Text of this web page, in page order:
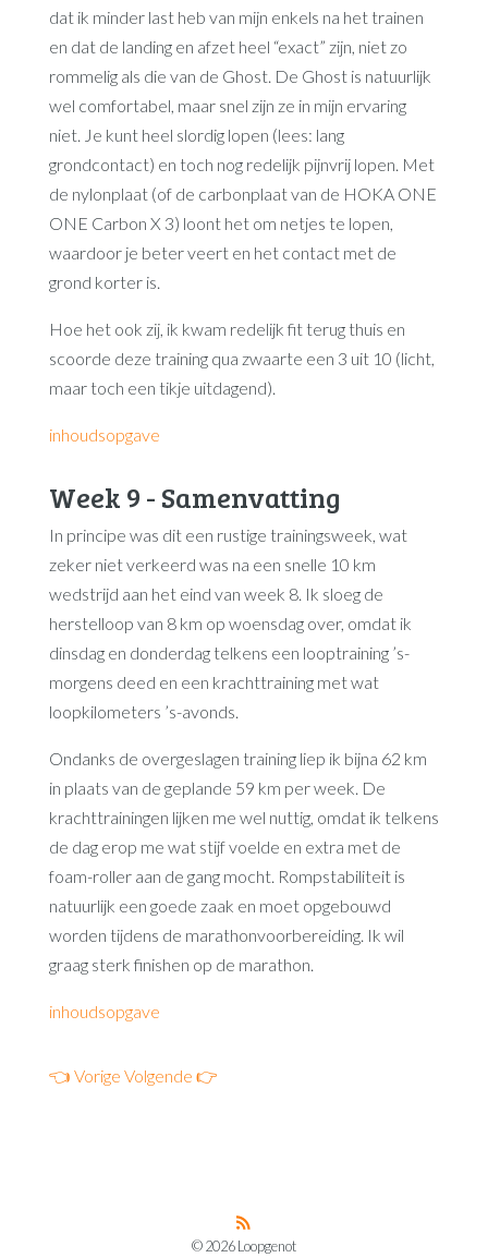
dat ik minder last heb van mijn enkels na het trainen
en dat de landing en afzet heel “exact” zijn, niet zo
rommelig als die van de Ghost. De Ghost is natuurlijk
wel comfortabel, maar snel zijn ze in mijn ervaring
niet. Je kunt heel slordig lopen (lees: lang
grondcontact) en toch nog redelijk pijnvrij lopen. Met
de nylonplaat (of de carbonplaat van de HOKA ONE
ONE Carbon X 3) loont het om netjes te lopen,
waardoor je beter veert en het contact met de
grond korter is.
Hoe het ook zij, ik kwam redelijk fit terug thuis en
scoorde deze training qua zwaarte een 3 uit 10 (licht,
maar toch een tikje uitdagend).
inhoudsopgave
Week 9 - Samenvatting
In principe was dit een rustige trainingsweek, wat
zeker niet verkeerd was na een snelle 10 km
wedstrijd aan het eind van week 8. Ik sloeg de
herstelloop van 8 km op woensdag over, omdat ik
dinsdag en donderdag telkens een looptraining ’s-
morgens deed en een krachttraining met wat
loopkilometers ’s-avonds.
Ondanks de overgeslagen training liep ik bijna 62 km
in plaats van de geplande 59 km per week. De
krachttrainingen lijken me wel nuttig, omdat ik telkens
de dag erop me wat stijf voelde en extra met de
foam-roller aan de gang mocht. Rompstabiliteit is
natuurlijk een goede zaak en moet opgebouwd
worden tijdens de marathonvoorbereiding. Ik wil
graag sterk finishen op de marathon.
inhoudsopgave
👈 Vorige Volgende 👉
© 2026 Loopgenot